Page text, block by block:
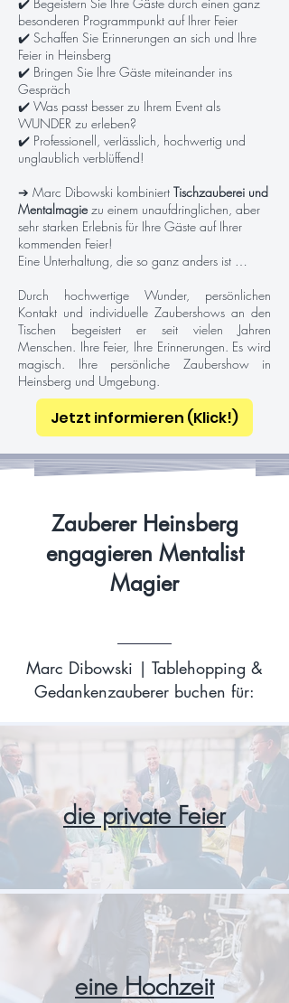
besonderen Programmpunkt auf Ihrer Feier
✔️ Schaffen Sie Erinnerungen an sich und Ihre
Feier in Heinsberg
✔️ Bringen Sie Ihre Gäste miteinander ins
Gespräch
✔️ Was passt besser zu Ihrem Event als
WUNDER zu erleben?
✔️ Professionell, verlässlich, hochwertig und
unglaublich verblüffend!
➔ Marc Dibowski kombiniert Tischzauberei und
Mentalmagiezu einem unaufdringlichen, aber
sehr starken Erlebnis für Ihre Gäste auf Ihrer
kommenden Feier!
Eine Unterhaltung, die so ganz anders ist …
Durch hochwertige Wunder, persönlichen
Kontakt und individuelle Zaubershows an den
Tischen begeistert er seit vielen Jahren
Menschen. Ihre Feier, Ihre Erinnerungen. Es wird
magisch. Ihre persönliche Zaubershow in
Heinsberg und Umgebung.
Jetzt informieren (Klick!)
Zauberer Heinsberg
engagieren Mentalist
Magier
Marc Dibowski | Tablehopping &
Gedankenzauberer buchen für:
die private Feier
eine Hochzeit